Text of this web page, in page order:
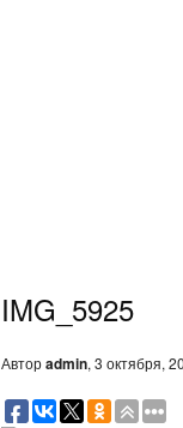
IMG_5925
Авторadmin, 3 октября,